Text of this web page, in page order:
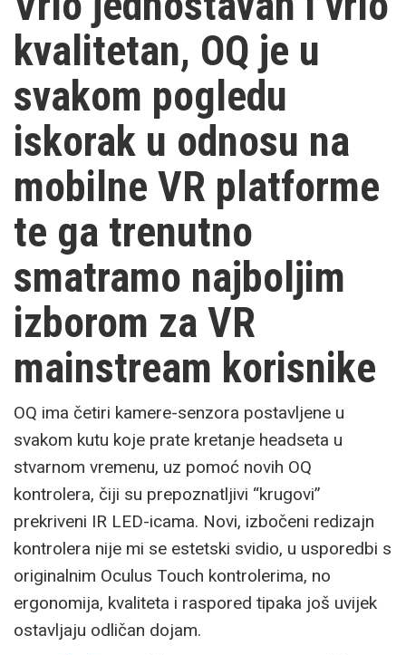
kvalitetan, OQ je u
svakom pogledu
iskorak u odnosu na
mobilne VR platforme
te ga trenutno
smatramo najboljim
izborom za VR
mainstream korisnike
OQ ima četiri kamere-senzora postavljene u
svakom kutu koje prate kretanje headseta u
stvarnom vremenu, uz pomoć novih OQ
kontrolera, čiji su prepoznatljivi “krugovi”
prekriveni IR LED-icama. Novi, izbočeni redizajn
kontrolera nije mi se estetski svidio, u usporedbi s
originalnim Oculus Touch kontrolerima, no
ergonomija, kvaliteta i raspored tipaka još uvijek
ostavljaju odličan dojam.